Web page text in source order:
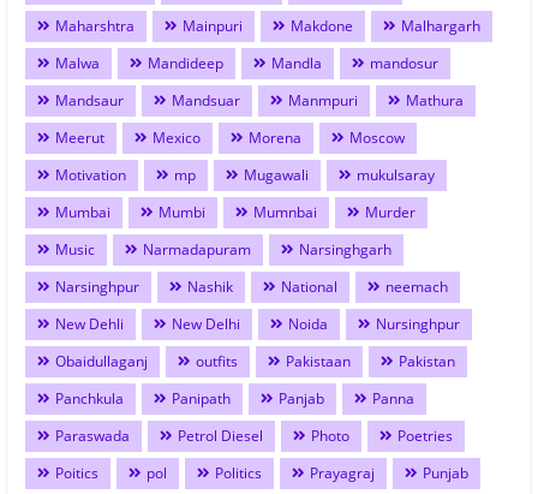
Maharshtra
Mainpuri Makdone
Malhargarh
Malwa
Mandideep Mandla
mandosur
Mandsaur
Mandsuar Manmpuri
Mathura
Meerut
Mexico Morena
Moscow
Motivation
mp Mugawali
mukulsaray
Mumbai
Mumbi Mumnbai
Murder
Music
Narmadapuram
Narsinghgarh
Narsinghpur
Nashik National
neemach
New Dehli
New Delhi Noida
Nursinghpur
Obaidullaganj
outfits Pakistaan
Pakistan
Panchkula
Panipath Panjab
Panna
Paraswada
Petrol Diesel Photo
Poetries
Poitics
pol Politics Prayagraj
Punjab